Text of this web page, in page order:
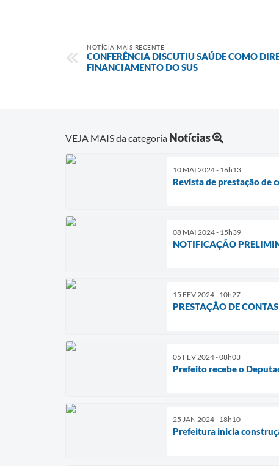
NOTÍCIA MAIS RECENTE
CONFERÊNCIA DISCUTIU SAÚDE COMO
FINANCIAMENTO DO SUS
VEJA MAIS da categoria Notícias
10 MAI 2024 - 16h13
Revista de prestação de
08 MAI 2024 - 15h39
NOTIFICAÇÃO
15 FEV 2024 - 10h27
PRESTAÇÃO DE
05 FEV 2024 - 08h03
Prefeito recebe o
25 JAN 2024 - 18h10
Prefeitura inicia